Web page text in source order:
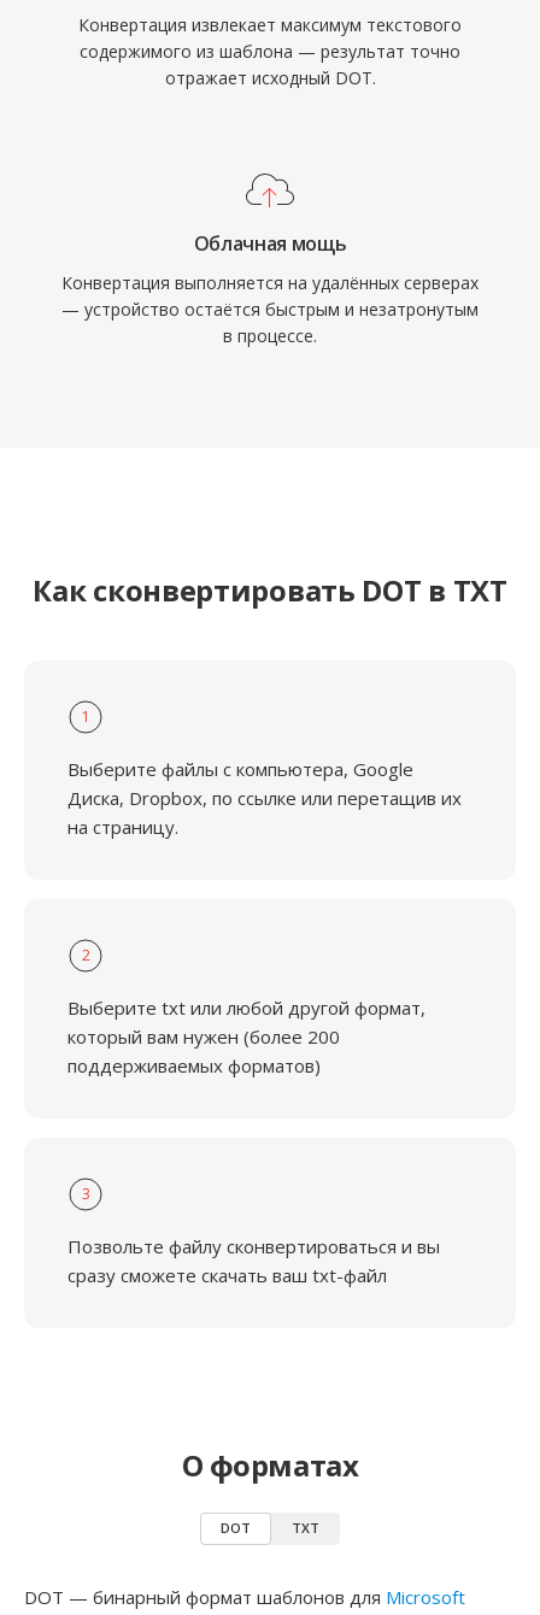
Конвертация извлекает максимум текстового
содержимого из шаблона — результат точно
отражает исходный DOT.
Облачная мощь
Конвертация выполняется на удалённых серверах
— устройство остаётся быстрым и незатронутым
в процессе.
Как сконвертировать DOT в TXT
1
Выберите файлы с компьютера, Google
Диска, Dropbox, по ссылке или перетащив их
на страницу.
2
Выберите txt или любой другой формат,
который вам нужен (более 200
поддерживаемых форматов)
3
Позвольте файлу сконвертироваться и вы
сразу сможете скачать ваш txt-файл
О форматах
DOT TXT
DOT — бинарный формат шаблонов для Microsoft